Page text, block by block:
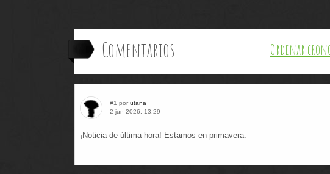
Comentarios Ordenar
#1 por utana
2 jun 2026, 13:29
¡Noticia de última hora! Estamos en primavera.